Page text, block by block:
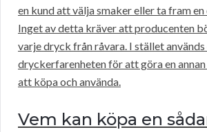
en kund att välja smaker eller ta fram
Inget av detta kräver att producenten
varje dryck från råvara. I stället
dryckerfarenheten för att göra en
att köpa och använda.
Vem kan köpa en